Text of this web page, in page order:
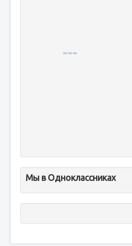
Мы в Одноклассниках